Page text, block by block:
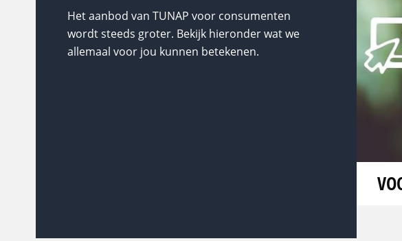
Het aanbod van TUNAP voor consumenten
wordt steeds groter. Bekijk hieronder wat we
allemaal voor jou kunnen betekenen.